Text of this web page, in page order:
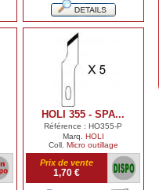
HOLI 355 - SPA...
Référence : HO355-P
Marq. HOLI
Coll. Micro outillage
Prix de vente
1,70 €